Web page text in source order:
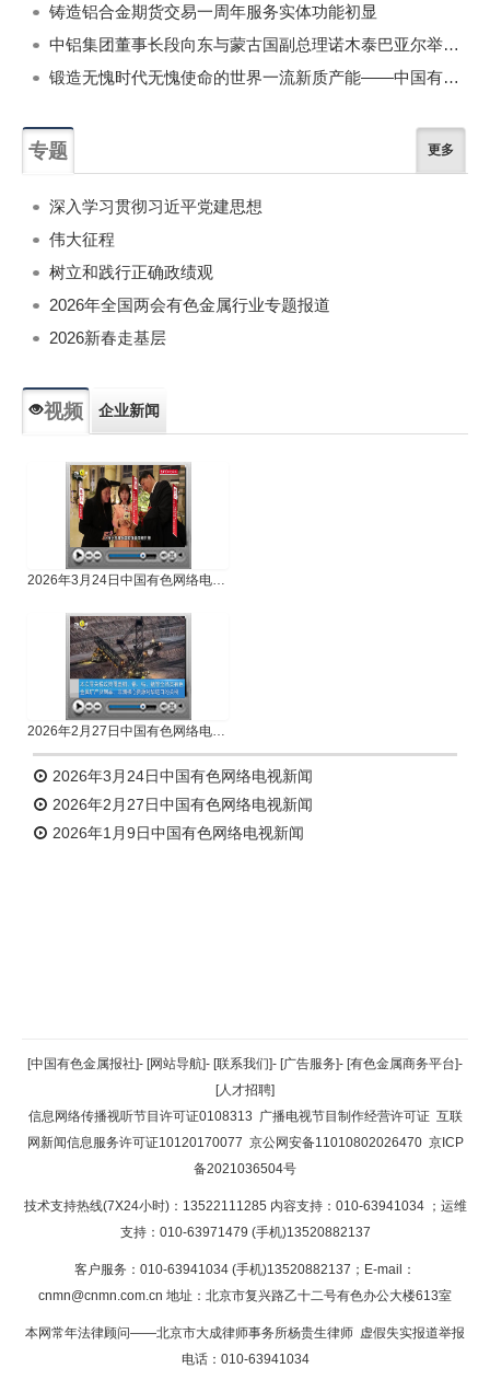
铸造铝合金期货交易一周年服务实体功能初显
中铝集团董事长段向东与蒙古国副总理诺木泰巴亚尔举行会谈
锻造无愧时代无愧使命的世界一流新质产能——中国有色金属工业的战略应对与破局之道（二）
专题 更多
深入学习贯彻习近平党建思想
伟大征程
树立和践行正确政绩观
2026年全国两会有色金属行业专题报道
2026新春走基层
视频 企业新闻
2026年3月24日中国有色网络电视新闻
2026年2月27日中国有色网络电视新闻
2026年3月24日中国有色网络电视新闻
2026年2月27日中国有色网络电视新闻
2026年1月9日中国有色网络电视新闻
返回顶部
返回首页
[中国有色金属报社]- [网站导航]- [联系我们]- [广告服务]- [有色金属商务平台]-
[人才招聘]
信息网络传播视听节目许可证0108313 广播电视节目制作经营许可证 互联
网新闻信息服务许可证10120170077 京公网安备11010802026470 京ICP
备2021036504号
技术支持热线(7X24小时)：13522111285 内容支持：010-63941034 ；运维
支持：010-63971479 (手机)13520882137
客户服务：010-63941034 (手机)13520882137；E-mail：
cnmn@cnmn.com.cn 地址：北京市复兴路乙十二号有色办公大楼613室
本网常年法律顾问——北京市大成律师事务所杨贵生律师 虚假失实报道举报
电话：010-63941034